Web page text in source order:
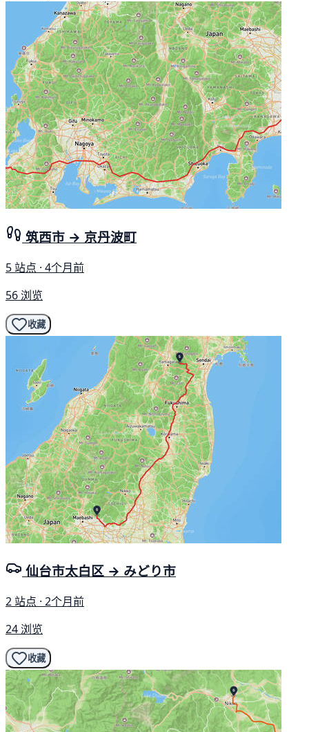
筑西市 → 京丹波町
5 站点 · 4个月前
56 浏览
收藏
仙台市太白区 → みどり市
2 站点 · 2个月前
24 浏览
收藏